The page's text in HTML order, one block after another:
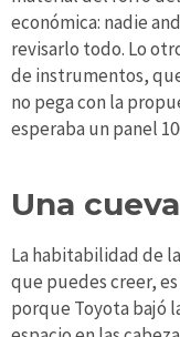
económica: nadie
revisarlo todo. Lo
de instrumentos,
no pega con la
esperaba un panel
Una
La habitabilidad de
que puedes creer,
porque Toyota bajó